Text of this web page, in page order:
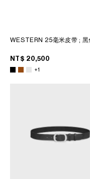
WESTERN 25毫米皮带; 黑
NT$ 20,500
+1